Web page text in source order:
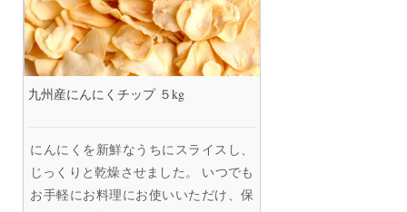
九州産にんにくチップ ５kg
にんにくを新鮮なうちにスライスし、
じっくりと乾燥させました。 いつでも
お手軽にお料理にお使いいただけ、保